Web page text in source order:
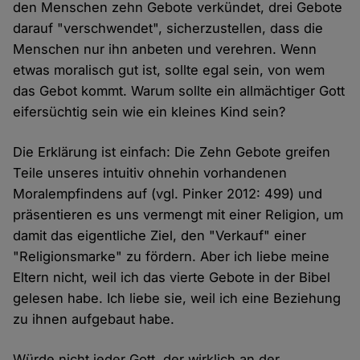
den Menschen zehn Gebote verkündet, drei Gebote
darauf "verschwendet", sicherzustellen, dass die
Menschen nur ihn anbeten und verehren. Wenn
etwas moralisch gut ist, sollte egal sein, von wem
das Gebot kommt. Warum sollte ein allmächtiger Gott
eifersüchtig sein wie ein kleines Kind sein?
Die Erklärung ist einfach: Die Zehn Gebote greifen
Teile unseres intuitiv ohnehin vorhandenen
Moralempfindens auf (vgl. Pinker 2012: 499) und
präsentieren es uns vermengt mit einer Religion, um
damit das eigentliche Ziel, den "Verkauf" einer
"Religionsmarke" zu fördern. Aber ich liebe meine
Eltern nicht, weil ich das vierte Gebote in der Bibel
gelesen habe. Ich liebe sie, weil ich eine Beziehung
zu ihnen aufgebaut habe.